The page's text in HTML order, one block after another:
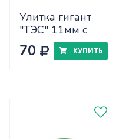
Улитка гигант
"ТЭС" 11мм с
коннектором
(100шт) А-316
70 КУПИТЬ